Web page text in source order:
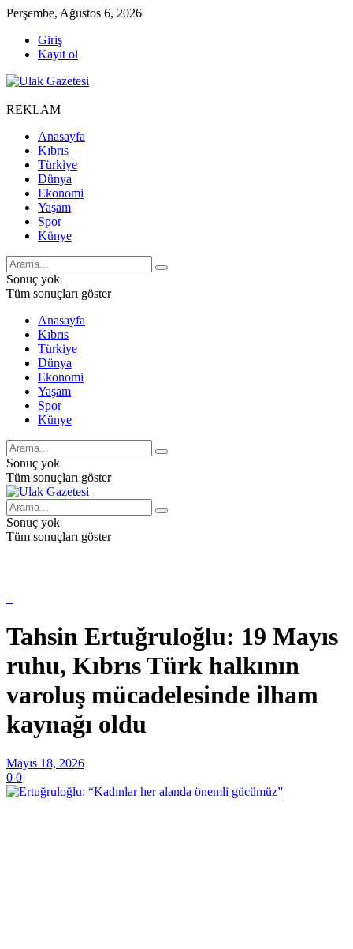
Perşembe, Ağustos 6, 2026
Giriş
Kayıt ol
REKLAM
Anasayfa
Kıbrıs
Türkiye
Dünya
Ekonomi
Yaşam
Spor
Künye
Sonuç yok
Tüm sonuçları göster
Anasayfa
Kıbrıs
Türkiye
Dünya
Ekonomi
Yaşam
Spor
Künye
Sonuç yok
Tüm sonuçları göster
Sonuç yok
Tüm sonuçları göster
Tahsin Ertuğruloğlu: 19 Mayıs
ruhu, Kıbrıs Türk halkının
varoluş mücadelesinde ilham
kaynağı oldu
Mayıs 18, 2026
0 0